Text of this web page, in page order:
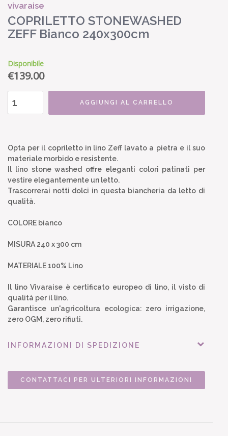
vivaraise
COPRILETTO STONEWASHED
ZEFF Bianco 240x300cm
Disponibile
€139.00
AGGIUNGI AL CARRELLO
Opta per il copriletto in lino Zeff lavato a pietra e il suo
materiale morbido e resistente.
Il lino stone washed offre eleganti colori patinati per
vestire elegantemente un letto.
Trascorrerai notti dolci in questa biancheria da letto di
qualità.
COLORE bianco
MISURA 240 x 300 cm
MATERIALE 100% Lino
Il lino Vivaraise è certificato europeo di lino, il visto di
qualità per il lino.
Garantisce un'agricoltura ecologica: zero irrigazione,
zero OGM, zero rifiuti.
INFORMAZIONI DI SPEDIZIONE
CONTATTACI PER ULTERIORI INFORMAZIONI